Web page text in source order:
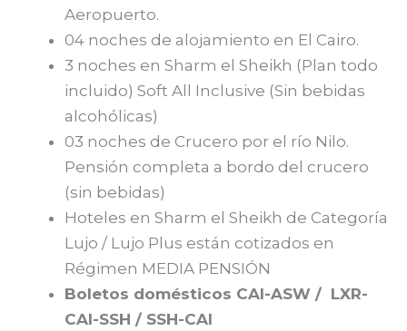
Aeropuerto.
04 noches de alojamiento en El Cairo.
3 noches en Sharm el Sheikh (Plan todo
incluido) Soft All Inclusive (Sin bebidas
alcohólicas)
03 noches de Crucero por el río Nilo.
Pensión completa a bordo del crucero
(sin bebidas)
Hoteles en Sharm el Sheikh de Categoría
Lujo / Lujo Plus están cotizados en
Régimen MEDIA PENSIÓN
Boletos domésticos CAI-ASW / LXR-
CAI-SSH / SSH-CAI